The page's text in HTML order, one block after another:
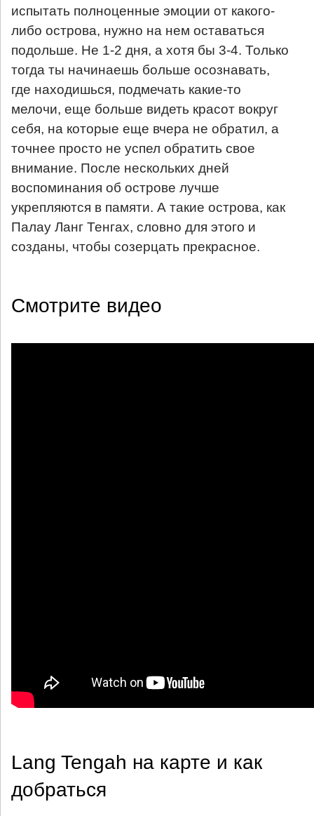
испытать полноценные эмоции от какого-
либо острова, нужно на нем оставаться
подольше. Не 1-2 дня, а хотя бы 3-4. Только
тогда ты начинаешь больше осознавать,
где находишься, подмечать какие-то
мелочи, еще больше видеть красот вокруг
себя, на которые еще вчера не обратил, а
точнее просто не успел обратить свое
внимание. После нескольких дней
воспоминания об острове лучше
укрепляются в памяти. А такие острова, как
Палау Ланг Тенгах, словно для этого и
созданы, чтобы созерцать прекрасное.
Смотрите видео
Lang Tengah на карте и как
добраться